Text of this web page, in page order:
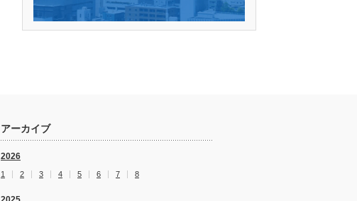
アーカイブ
2026
1 2 3 4 5 6 7 8